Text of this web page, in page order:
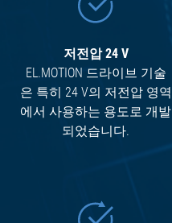
저전압 24 V
EL.MOTION 드라이브 기술
은 특히 24 V의 저전압 영역
에서 사용하는 용도로 개발
되었습니다.